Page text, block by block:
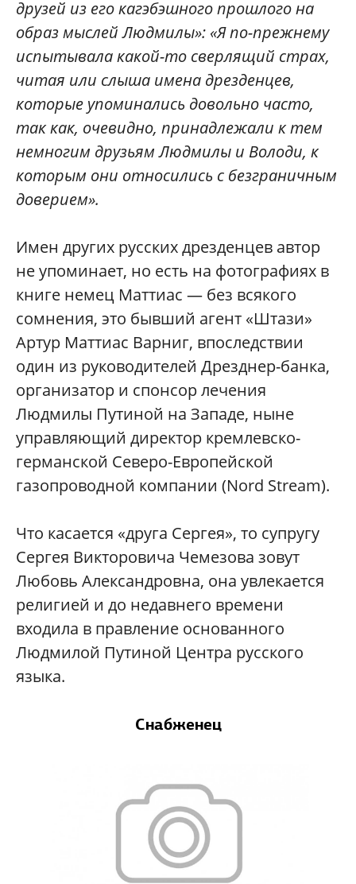
друзей из его кагэбэшного прошлого на
образ мыслей Людмилы»: «Я по-прежнему
испытывала какой-то сверлящий страх,
читая или слыша имена дрезденцев,
которые упоминались довольно часто,
так как, очевидно, принадлежали к тем
немногим друзьям Людмилы и Володи, к
которым они относились с безграничным
доверием».
Имен других русских дрезденцев автор
не упоминает, но есть на фотографиях в
книге немец Маттиас — без всякого
сомнения, это бывший агент «Штази»
Артур Маттиас Варниг, впоследствии
один из руководителей Дрезднер-банка,
организатор и спонсор лечения
Людмилы Путиной на Западе, ныне
управляющий директор кремлевско-
германской Северо-Европейской
газопроводной компании (Nord Stream).
Что касается «друга Сергея», то супругу
Сергея Викторовича Чемезова зовут
Любовь Александровна, она увлекается
религией и до недавнего времени
входила в правление основанного
Людмилой Путиной Центра русского
языка.
Снабженец